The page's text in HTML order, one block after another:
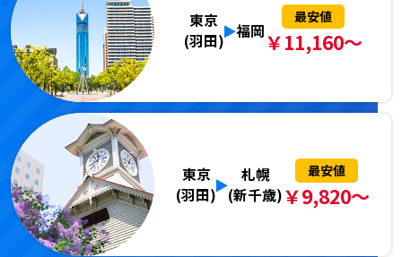
東京
(羽田) 福岡
最安値
￥11,160～
東京
(羽田)
札幌
(新千歳)
最安値
￥9,820～